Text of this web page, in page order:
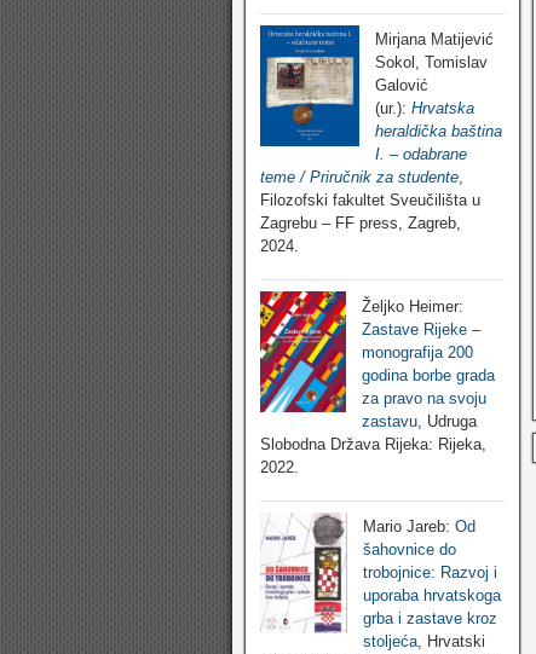
Mirjana Matijević
Sokol, Tomislav
Galović
(ur.): Hrvatska
heraldička baština
I. – odabrane
teme / Priručnik za studente,
Filozofski fakultet Sveučilišta u
Zagrebu – FF press, Zagreb,
2024.
Željko Heimer:
Zastave Rijeke –
monografija 200
godina borbe grada
za pravo na svoju
zastavu, Udruga
Slobodna Država Rijeka: Rijeka,
2022.
Mario Jareb: Od
šahovnice do
trobojnice: Razvoj i
uporaba hrvatskoga
grba i zastave kroz
stoljeća, Hrvatski